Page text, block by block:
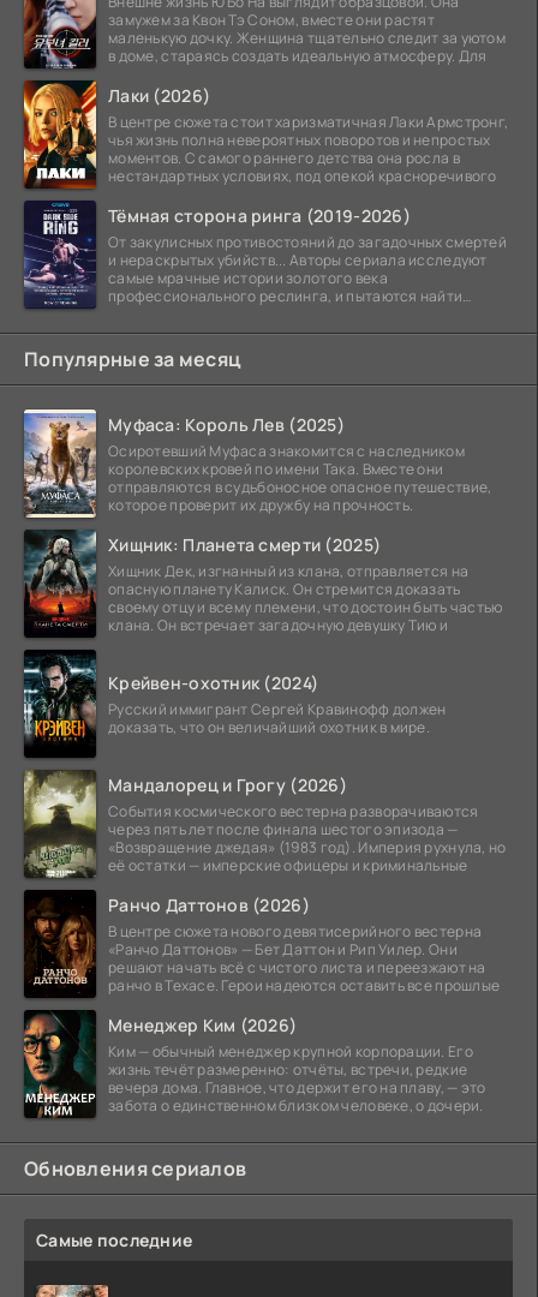
замужем за Квон Тэ Соном, вместе они растят
маленькую дочку. Женщина тщательно следит за уютом
в доме, стараясь создать идеальную атмосферу. Для
Лаки (2026)
В центре сюжета стоит харизматичная Лаки Армстронг,
чья жизнь полна невероятных поворотов и непростых
моментов. С самого раннего детства она росла в
нестандартных условиях, под опекой красноречивого
Тёмная сторона ринга (2019-2026)
От закулисных противостояний до загадочных смертей
и нераскрытых убийств... Авторы сериала исследуют
самые мрачные истории золотого века
профессионального реслинга, и пытаются найти
Популярные за месяц
Муфаса: Король Лев (2025)
Осиротевший Муфаса знакомится с наследником
королевских кровей по имени Така. Вместе они
отправляются в судьбоносное опасное путешествие,
которое проверит их дружбу на прочность.
Хищник: Планета смерти (2025)
Хищник Дек, изгнанный из клана, отправляется на
опасную планету Калиск. Он стремится доказать
своему отцу и всему племени, что достоин быть частью
клана. Он встречает загадочную девушку Тию и
Крейвен-охотник (2024)
Русский иммигрант Сергей Кравинофф должен
доказать, что он величайший охотник в мире.
Мандалорец и Грогу (2026)
События космического вестерна разворачиваются
через пять лет после финала шестого эпизода —
«Возвращение джедая» (1983 год). Империя рухнула, но
её остатки — имперские офицеры и криминальные
Ранчо Даттонов (2026)
В центре сюжета нового девятисерийного вестерна
«Ранчо Даттонов» — Бет Даттон и Рип Уилер. Они
решают начать всё с чистого листа и переезжают на
ранчо в Техасе. Герои надеются оставить все прошлые
Менеджер Ким (2026)
Ким — обычный менеджер крупной корпорации. Его
жизнь течёт размеренно: отчёты, встречи, редкие
вечера дома. Главное, что держит его на плаву, — это
забота о единственном близком человеке, о дочери.
Обновления сериалов
Самые последние